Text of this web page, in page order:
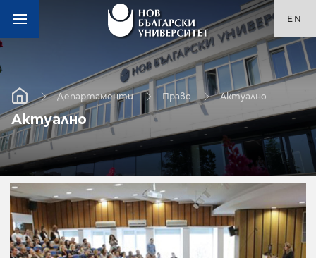
EN
Департаменти Право Актуално
Актуално